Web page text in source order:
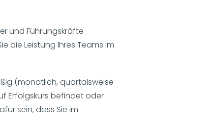
und Führungskräfte
die Leistung Ihres Teams im
(monatlich, quartalsweise
Erfolgskurs befindet oder
sein, dass Sie im